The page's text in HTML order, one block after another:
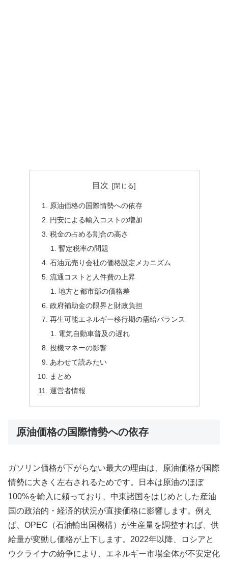
目次
原油価格の国際情勢への依存
円安による輸入コストの増加
税金の占める割合の高さ
暫定税率の問題
石油元売り会社の価格設定メカニズム
流通コストと人件費の上昇
地方と都市部の価格差
政府補助金の限界と財政負担
再生可能エネルギー移行期の需給バランス
電気自動車普及の遅れ
投機マネーの影響
あわせて読みたい
まとめ
運営者情報
原油価格の国際情勢への依存
ガソリン価格が下がらない最大の理由は、原油価格が国際
情勢に大きく左右されるためです。日本は原油のほぼ
100%を輸入に頼っており、中東諸国をはじめとした産油
国の政治的・経済的状況が直接価格に影響します。例え
ば、OPEC（石油輸出国機構）が生産量を調整すれば、供
給量が変動し価格が上下します。2022年以降、ロシアと
ウクライナの紛争により、エネルギー市場全体が不安定化